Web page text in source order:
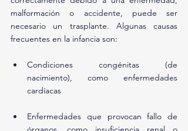
malformación o accidente, puede ser
necesario un trasplante. Algunas causas
frecuentes en la infancia son:
Condiciones congénitas (de
nacimiento), como enfermedades
cardíacas
Enfermedades que provocan fallo de